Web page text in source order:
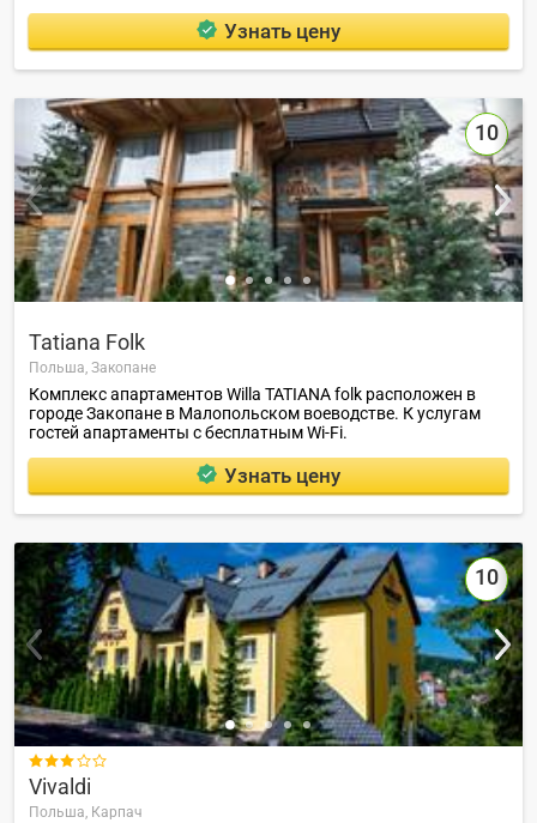
Узнать цену
10
Tatiana Folk
Польша, Закопане
Комплекс апартаментов Willa TATIANA folk расположен в
городе Закопане в Малопольском воеводстве. К услугам
гостей апартаменты с бесплатным Wi-Fi.
Узнать цену
10

Vivaldi
Польша, Карпач